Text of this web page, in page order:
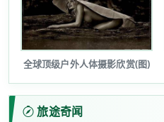
全球顶级户外人体摄影欣赏(图)
旅途奇闻